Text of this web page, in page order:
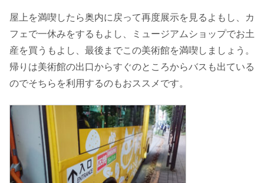
屋上を満喫したら奥内に戻って再度展示を見るよもし、カ
フェで一休みをするもよし、ミュージアムショップでお土
産を買うもよし、最後までこの美術館を満喫しましょう。
帰りは美術館の出口からすぐのところからバスも出ている
のでそちらを利用するのもおススメです。